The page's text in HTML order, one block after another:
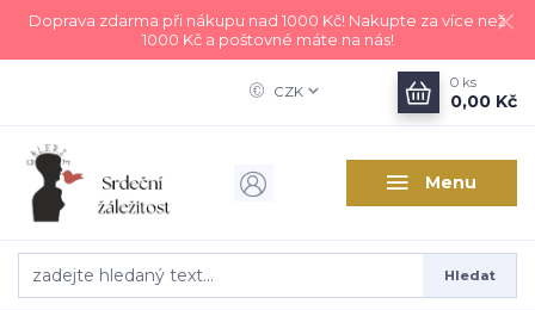
Doprava zdarma při nákupu nad 1000 Kč! Nakupte za více než
1000 Kč a poštovné máte na nás!
Menu
CZK
Hledat
0 ks
0,00 Kč